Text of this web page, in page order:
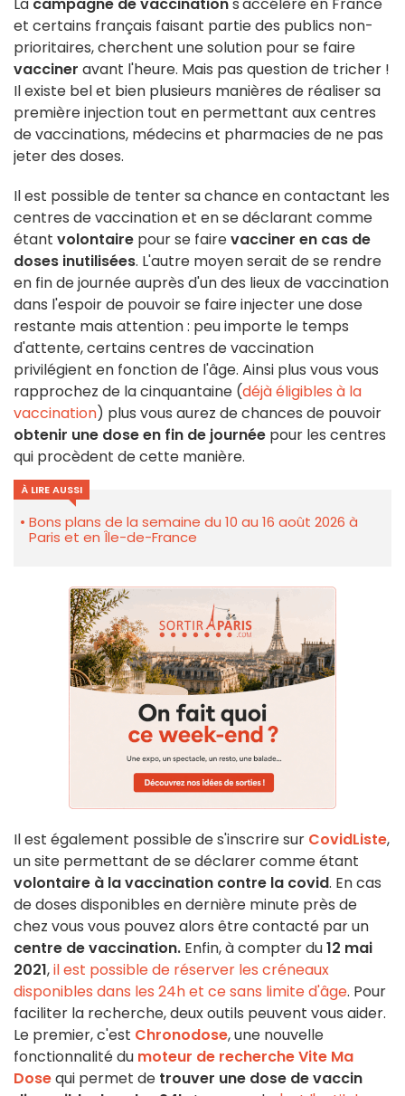
La campagne de vaccinations'accélère en France
et certains français faisant partie des publics non-
prioritaires, cherchent une solution pour se faire
vacciner avant l'heure. Mais pas question de tricher !
Il existe bel et bien plusieurs manières de réaliser sa
première injection tout en permettant aux centres
de vaccinations, médecins et pharmacies de ne pas
jeter des doses.
Il est possible de tenter sa chance en contactant les
centres de vaccination et en se déclarant comme
étant volontaire pour se fairevacciner en cas de
doses inutilisées. L'autre moyen serait de se rendre
en fin de journée auprès d'un des lieux de vaccination
dans l'espoir de pouvoir se faire injecter une dose
restante mais attention : peu importe le temps
d'attente, certains centres de vaccination
privilégient en fonction de l'âge. Ainsi plus vous vous
rapprochez de la cinquantaine (déjà éligibles à la
vaccination) plus vous aurez de chances de pouvoir
obtenir une dose en fin de journée pour les centres
qui procèdent de cette manière.
À LIRE AUSSI
Bons plans de la semaine du 10 au 16 août 2026 à
Paris et en Île-de-France
Il est également possible de s'inscrire sur CovidListe,
un site permettant de se déclarer comme étant
volontaire à la vaccination contre la covid. En cas
de doses disponibles en dernière minute près de
chez vous vous pouvez alors être contacté par un
centre de vaccination. Enfin, à compter du12 mai
2021,il est possible de réserver les créneaux
disponibles dans les 24h et ce sans limite d'âge. Pour
faciliter la recherche, deux outils peuvent vous aider.
Le premier, c'est Chronodose, une nouvelle
fonctionnalité du moteur de recherche Vite Ma
Dosequi permet de trouver une dose de vaccin